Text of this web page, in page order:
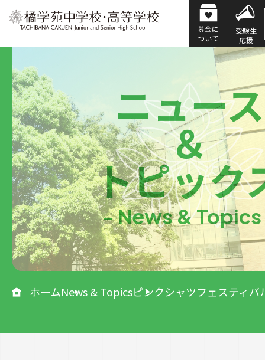
募金に
ついて
受験生
応援
ニュース
＆
トピック
- News &
ホームNews & Topicsピンクシャツフェスティ